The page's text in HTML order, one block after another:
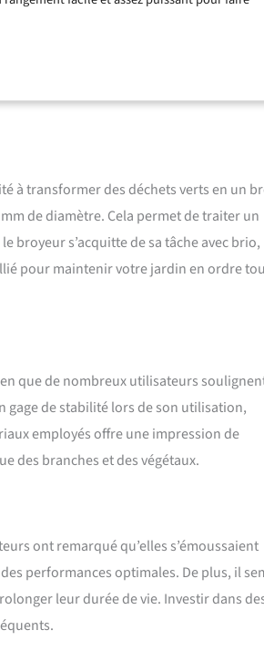
problème, de l'herbe aux tiges de
les déchets. Capable d'écailler jusqu'à 50
à essence LCT Maxx Series 208 cc 4
pour le faire sentir léger lors du
Ne cherchez pas plus loin cette machine
à transformer des déchets verts en un
de diamètre. Cela permet de traiter un
broyeur s’acquitte de sa tâche avec brio,
pour maintenir votre jardin en ordre
que de nombreux utilisateurs
gage de stabilité lors de son utilisation,
employés offre une impression de
des branches et des végétaux.
ont remarqué qu’elles s’émoussaient
performances optimales. De plus, il
leur durée de vie. Investir dans